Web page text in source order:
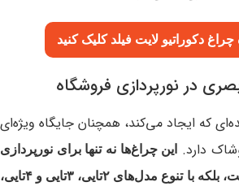
دکوراتیو لایت فیلدکلیک کنید
در نورپردازی فروشگاه
که ایجاد می‌کند، همچنان جایگاه ویژه‌ای
دارد.
این چراغ‌ها نه تنها برای نورپردازی
عمومی فضا مناسب است، بلکه با تنوع مدل‌های ۲تایی، ۳تایی و ۴تایی،